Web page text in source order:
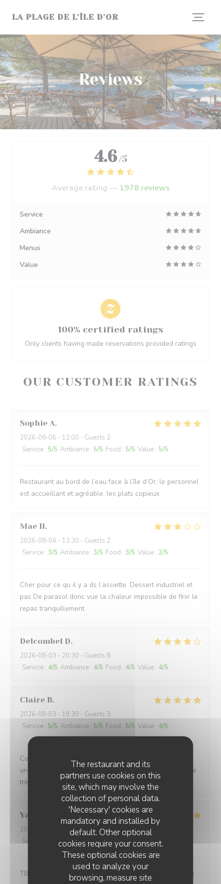
The restaurant and its
partners use cookies on this
site, which may involve the
collection of personal data.
'Necessary' cookies are
mandatory and installed by
default. Other optional
cookies require your consent.
These optional cookies are
used to analyze your
browsing, measure site
LA PLAGE DE L'ÎLE D'OR
Reviews
OUR CUSTOMER RATINGS
Sophie A
2026-08-06 - 12:00 - Guests 2
Service : 5/5 Ambiance : 5/5 Food : 5/5 Value : 5/5
Restaurant au bord de l’eau face à l’île d’Or, le personnel
est accueillant et agréable, les plats copieux
Mae H
2026-08-04 - 13:30 - Guests 2
Service : 3/5 Ambiance : 3/5 Food : 3/5 Value : 2/5
Cher pour ce qu il y a ds l’assiette. Dessert industriel et
pas De parasol donc vue la chaleur impossible de finir le
repas tranquillement
Delcombel D
2026-08-03 - 20:30 - Guests 8
Service : 4/5 Ambiance : 4/5 Food : 4/5 Value : 4/5
Claire B
2026-08-03 - 19:30 - Guests 3
Service : 5/5 Ambiance : 5/5 Food : 5/5 Value : 4/5
Comme à chaque fois, jamais déçu. Cadre magnifique,
une des plus belles vues de restaurant de plage. Équipe
très dynamique et gentille. Jamais déçu des repas.
Yaelle
2026-08-05
- 20:00 - Guests 6
Service
Ambiance:5/5 Food: 4/5 Value: 3
TB service de Lise. Bonne ambiance. Bonne pizza. Belle
4.6 /5
Average rating — 1978 reviews
Service
Ambiance
Menus
Value
100% certified ratings
Only clients having made reservations provided ratings